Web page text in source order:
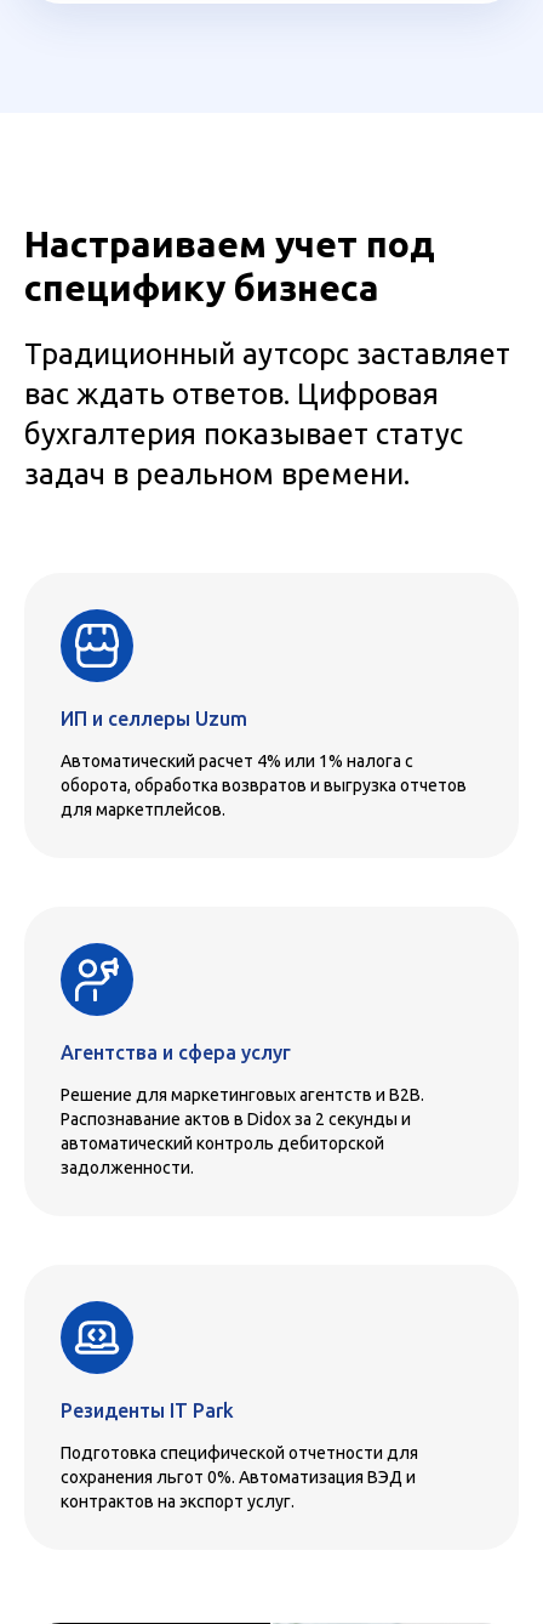
Настраиваем учет под
специфику бизнеса
Традиционный аутсорс заставляет
вас ждать ответов. Цифровая
бухгалтерия показывает статус
задач в реальном времени.
ИП и селлеры Uzum
Автоматический расчет 4% или 1% налога с
оборота, обработка возвратов и выгрузка отчетов
для маркетплейсов.
Агентства и сфера услуг
Решение для маркетинговых агентств и B2B.
Распознавание актов в Didox за 2 секунды и
автоматический контроль дебиторской
задолженности.
Резиденты IT Park
Подготовка специфической отчетности для
сохранения льгот 0%. Автоматизация ВЭД и
контрактов на экспорт услуг.